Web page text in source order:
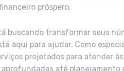
próspero.
buscando transformar seus
aqui para ajudar. Como
projetados para atender
até